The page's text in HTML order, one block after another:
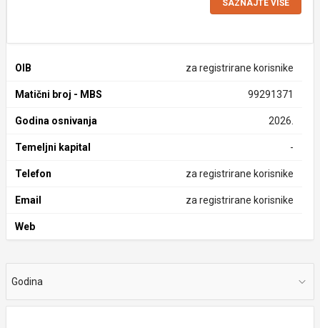
SAZNAJTE VIŠE
OIB za registrirane korisnike
Matični broj - MBS 99291371
Godina osnivanja 2026.
Temeljni kapital -
Telefon za registrirane korisnike
Email za registrirane korisnike
Web
Godina